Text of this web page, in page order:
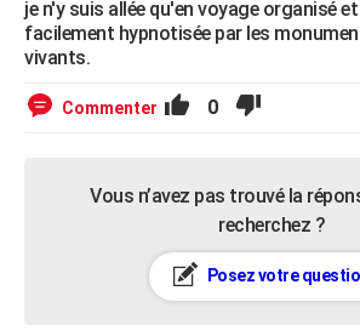
je n'y suis allée qu'en voyage organisé
facilement hypnotisée par les
vivants.
Commenter 0
Vous n’avez pas trouvé la
recherchez ?
Posez votre